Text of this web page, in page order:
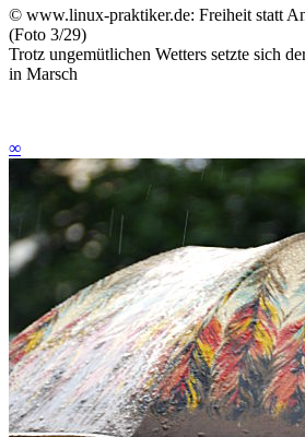
© www.linux-praktiker.de: Freiheit statt
(Foto 3/29)
Trotz ungemütlichen Wetters setzte sich
in Marsch
∞